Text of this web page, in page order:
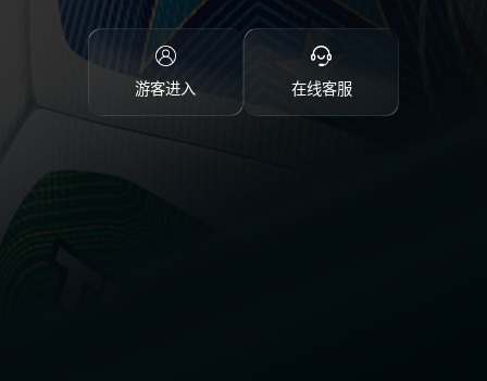
游客进入 在线客服